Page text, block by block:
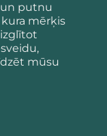
un putnu
mērķis
mūsu